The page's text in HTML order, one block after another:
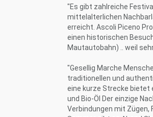
"Es gibt zahlreiche
mittelalterlichen
erreicht. Ascoli Piceno
einen historischen
Mautautobahn) .. weil
"Gesellig Marche
traditionellen und
eine kurze Strecke bietet
und Bio-Öl Der einzige
Verbindungen mit Zügen,